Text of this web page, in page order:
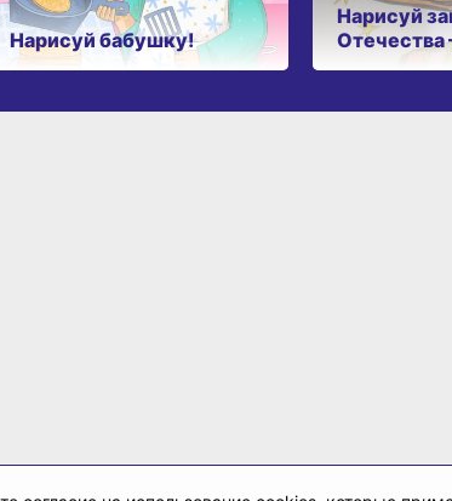
Нарисуй бабушку!
Нарисуй